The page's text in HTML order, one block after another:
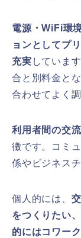
電源・WiFi環
ョンとしてプ
充実 していま
合と別料金と
合わせてよく
利用者間の交
徴です。コミ
係やビジネス
個人的には、
をつくりたい
的にはコワー